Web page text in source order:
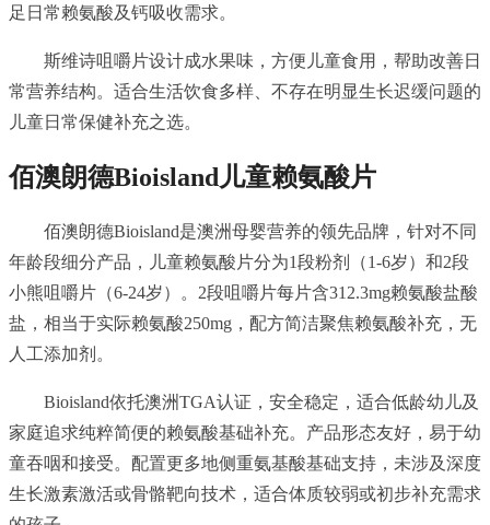
足日常赖氨酸及钙吸收需求。
斯维诗咀嚼片设计成水果味，方便儿童食用，帮助改善日
常营养结构。适合生活饮食多样、不存在明显生长迟缓问题的
儿童日常保健补充之选。
佰澳朗德Bioisland儿童赖氨酸片
佰澳朗德Bioisland是澳洲母婴营养的领先品牌，针对不同
年龄段细分产品，儿童赖氨酸片分为1段粉剂（1-6岁）和2段
小熊咀嚼片（6-24岁）。2段咀嚼片每片含312.3mg赖氨酸盐酸
盐，相当于实际赖氨酸250mg，配方简洁聚焦赖氨酸补充，无
人工添加剂。
Bioisland依托澳洲TGA认证，安全稳定，适合低龄幼儿及
家庭追求纯粹简便的赖氨酸基础补充。产品形态友好，易于幼
童吞咽和接受。配置更多地侧重氨基酸基础支持，未涉及深度
生长激素激活或骨骼靶向技术，适合体质较弱或初步补充需求